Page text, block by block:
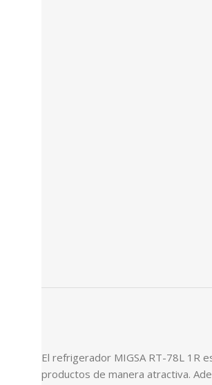
El refrigerador MIGSA RT-78L 1R
productos de manera atractiva.